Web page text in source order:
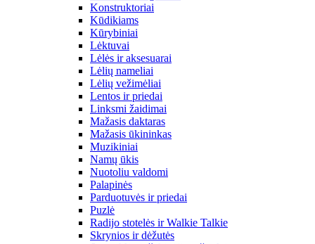
Konstruktoriai
Kūdikiams
Kūrybiniai
Lėktuvai
Lėlės ir aksesuarai
Lėlių nameliai
Lėlių vežimėliai
Lentos ir priedai
Linksmi žaidimai
Mažasis daktaras
Mažasis ūkininkas
Muzikiniai
Namų ūkis
Nuotoliu valdomi
Palapinės
Parduotuvės ir priedai
Puzlė
Radijo stotelės ir Walkie Talkie
Skrynios ir dėžutės